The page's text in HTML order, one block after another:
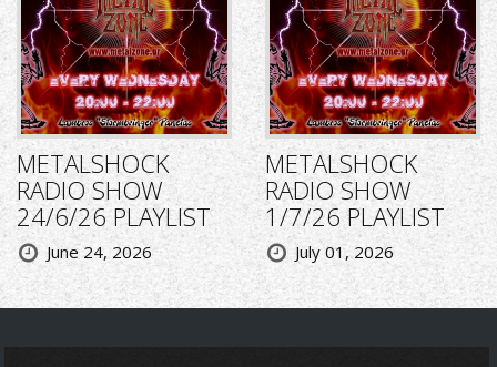
METALSHOCK
RADIO SHOW
24/6/26 PLAYLIST
June 24, 2026
METALSHOCK
RADIO SHOW
1/7/26 PLAYLIST
July 01, 2026